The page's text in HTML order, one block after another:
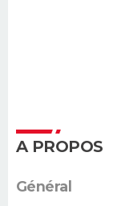
A PROPOS
Général